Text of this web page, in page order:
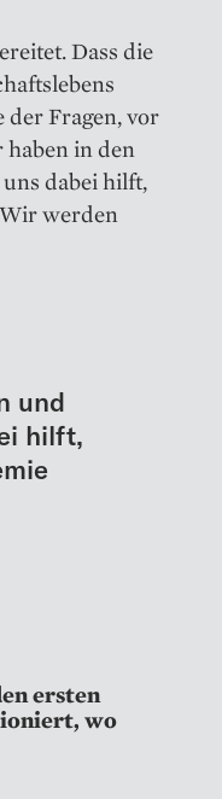
Dass die
Fragen, vor
in den
dabei hilft,
werden
und
hilft,
ersten
wo